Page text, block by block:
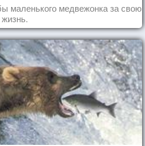
маленького медвежонка за свою
жизнь.